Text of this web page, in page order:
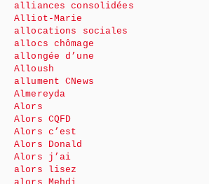
alliances consolidées
Alliot-Marie
allocations sociales
allocs chômage
allongée d’une
Alloush
allument CNews
Almereyda
Alors
Alors CQFD
Alors c’est
Alors Donald
Alors j’ai
alors lisez